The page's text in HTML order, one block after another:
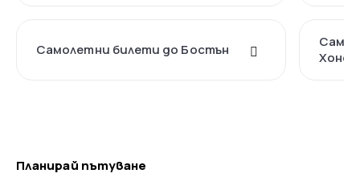
Самолетни билети до Бостън
Планирай пътуване